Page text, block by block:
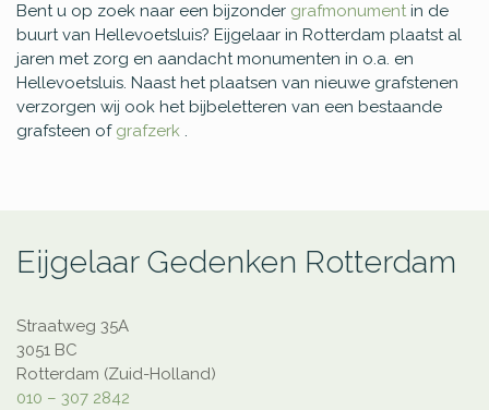
Bent u op zoek naar een bijzonder grafmonument in de
buurt van Hellevoetsluis? Eijgelaar in Rotterdam plaatst al
jaren met zorg en aandacht monumenten in o.a. en
Hellevoetsluis. Naast het plaatsen van nieuwe grafstenen
verzorgen wij ook het bijbeletteren van een bestaande
grafsteen of grafzerk .
Eijgelaar Gedenken Rotterdam
Straatweg 35A
3051 BC
Rotterdam (Zuid-Holland)
010 – 307 2842